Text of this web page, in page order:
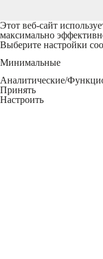
Этот веб-сайт
максимально
Выберите настройки
Минимальные
Аналитические/
Принять
Настроить